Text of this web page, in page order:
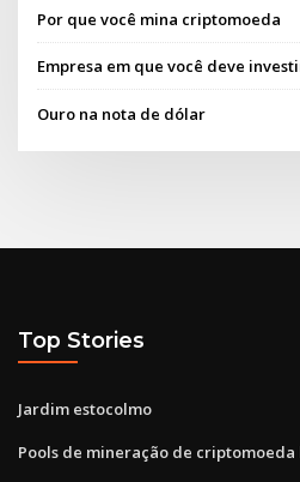
Por que você mina criptomoeda
Empresa em que você deve
Ouro na nota de dólar
Top Stories
Jardim estocolmo
Pools de mineração de criptomoeda